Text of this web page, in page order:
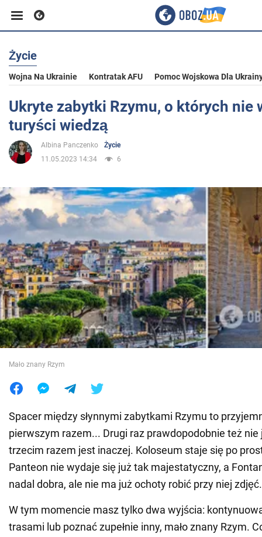
Biznes
Sport
Rozrywka
Polityka
Społeczeństwo
Wojna na Ukrainie
Świat
Jedzenie
Życie
Wojna Na Ukrainie Kontratak AFU Pomoc Wojskowa Dla
Ukryte zabytki Rzymu, o których nie
turyści wiedzą
Albina Panczenko
Życie
11.05.2023 14:34
6
Mało znany Rzym
Spacer między słynnymi zabytkami Rzymu to
pierwszym razem... Drugi raz prawdopodobnie też nie
trzecim razem jest inaczej. Koloseum staje się po
Panteon nie wydaje się już tak majestatyczny, a
nadal dobra, ale nie ma już ochoty robić przy niej zdjęć.
W tym momencie masz tylko dwa wyjścia:
trasami lub poznać zupełnie inny, mało znany Rzym.